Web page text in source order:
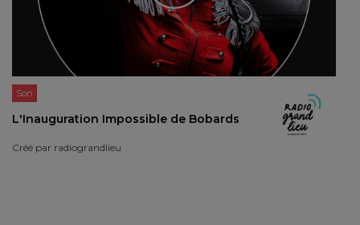
Son
L'Inauguration Impossible de Bobards
Créé par radiograndlieu